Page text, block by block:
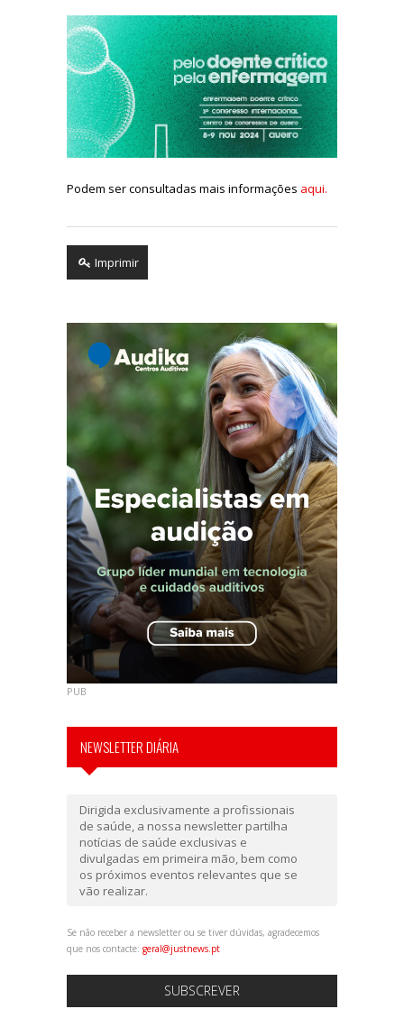
Podem ser consultadas mais informações aqui.
Imprimir
PUB
NEWSLETTER DIÁRIA
Dirigida exclusivamente a profissionais
de saúde, a nossa newsletter partilha
notícias de saúde exclusivas e
divulgadas em primeira mão, bem como
os próximos eventos relevantes que se
vão realizar.
Se não receber a newsletter ou se tiver dúvidas, agradecemos
que nos contacte: geral@justnews.pt
SUBSCREVER